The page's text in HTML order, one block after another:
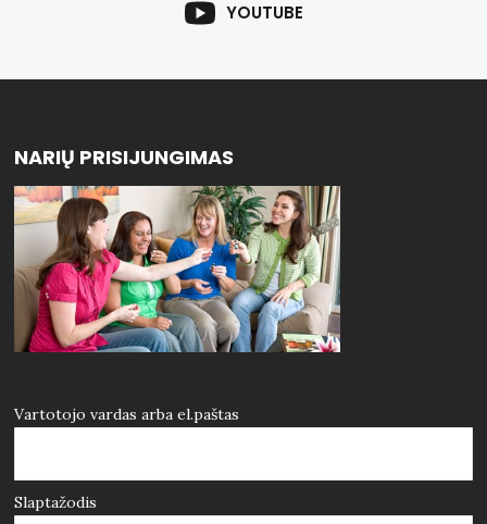
YOUTUBE
NARIŲ PRISIJUNGIMAS
Vartotojo vardas arba el.paštas
Slaptažodis